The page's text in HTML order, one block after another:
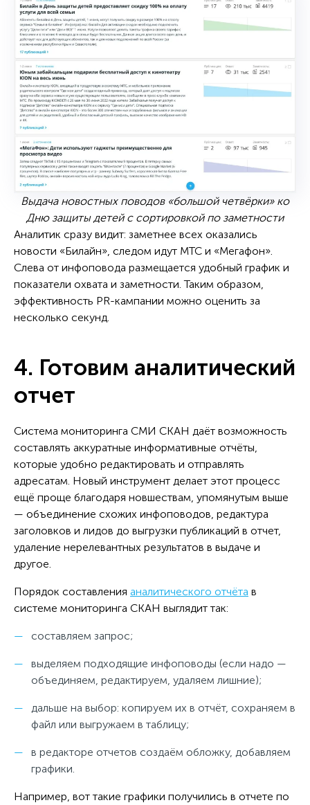
Выдача новостных поводов «большой четвёрки» ко
Дню защиты детей с сортировкой по заметности
Аналитик сразу видит: заметнее всех оказались
новости «Билайн», следом идут МТС и «Мегафон».
Слева от инфоповода размещается удобный график и
показатели охвата и заметности. Таким образом,
эффективность PR-кампании можно оценить за
несколько секунд.
4. Готовим аналитический
отчет
Система мониторинга СМИ СКАН даёт возможность
составлять аккуратные информативные отчёты,
которые удобно редактировать и отправлять
адресатам. Новый инструмент делает этот процесс
ещё проще благодаря новшествам, упомянутым выше
— объединение схожих инфоповодов, редактура
заголовков и лидов до выгрузки публикаций в отчет,
удаление нерелевантных результатов в выдаче и
другое.
Порядок составления аналитического отчёта в
системе мониторинга СКАН выглядит так:
составляем запрос;
выделяем подходящие инфоповоды (если надо —
объединяем, редактируем, удаляем лишние);
дальше на выбор: копируем их в отчёт, сохраняем в
файл или выгружаем в таблицу;
в редакторе отчетов создаём обложку, добавляем
графики.
Например, вот такие графики получились в отчете по